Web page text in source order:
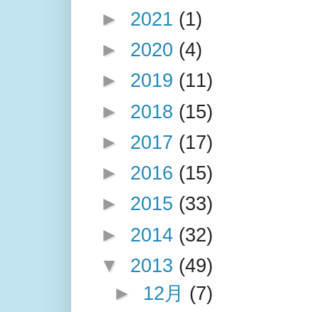
► 2021 (1)
► 2020 (4)
► 2019 (11)
► 2018 (15)
► 2017 (17)
► 2016 (15)
► 2015 (33)
► 2014 (32)
▼ 2013 (49)
► 12月 (7)